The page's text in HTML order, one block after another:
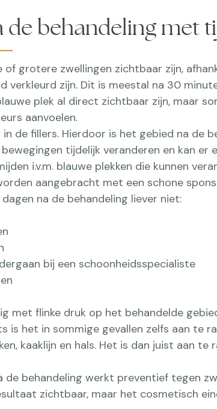
de behandeling met
of grotere zwellingen zichtbaar zijn,
verkleurd zijn. Dit is meestal na 30
plek al direct zichtbaar zijn, maar
aanvoelen.
de fillers. Hierdoor is het gebied na de
tijdelijk veranderen en kan er
i.v.m. blauwe plekken die kunnen
aangebracht met een schone
na de behandeling liever niet:
bij een schoonheidsspecialiste
met flinke druk op het behandelde
is het in sommige gevallen zelfs aan te
kaaklijn en hals. Het is dan juist aan
de behandeling werkt preventief tegen
zichtbaar, maar het cosmetisch